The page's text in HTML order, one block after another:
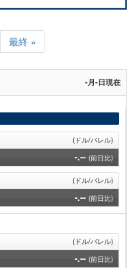
最
終
ペ
ジ
最終 »
-月-日現在
(ドル/バレル)
-.-- (前日比)
(ドル/バレル)
-.-- (前日比)
(ドル/バレル)
-.-- (前日比)